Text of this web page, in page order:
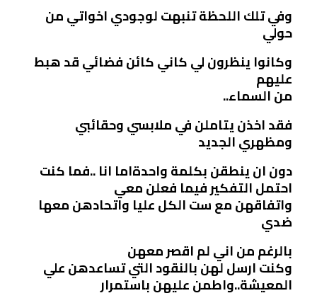
وفي تلك اللحظة تنبهت لوجودي اخواتي من
حولي
وكانوا ينظرون لي كاني كائن فضائي قد هبط
عليهم
من السماء..
فقد اخذن يتاملن في ملابسي وحقائبي
ومظهري الجديد
دون ان ينطقن بكلمة واحدةاما انا ..فما كنت
احتمل التفكير فيما فعلن معي
واتفاقهن مع ست الكل عليا واتحادهن معها
ضدي
بالرغم من اني لم اقصر معهن
وكنت ارسل لهن بالنقود التي تساعدهن علي
المعيشة..واطمن عليهن باستمرار